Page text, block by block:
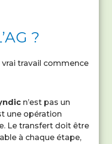
?
vrai travail commence
n’est pas un
une opération
Le transfert doit être
à chaque étape,